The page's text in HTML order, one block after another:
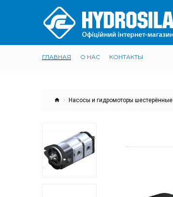
ГЛАВНАЯ О НАС КОНТАКТЫ
Насосы и гидромоторы шестерённые